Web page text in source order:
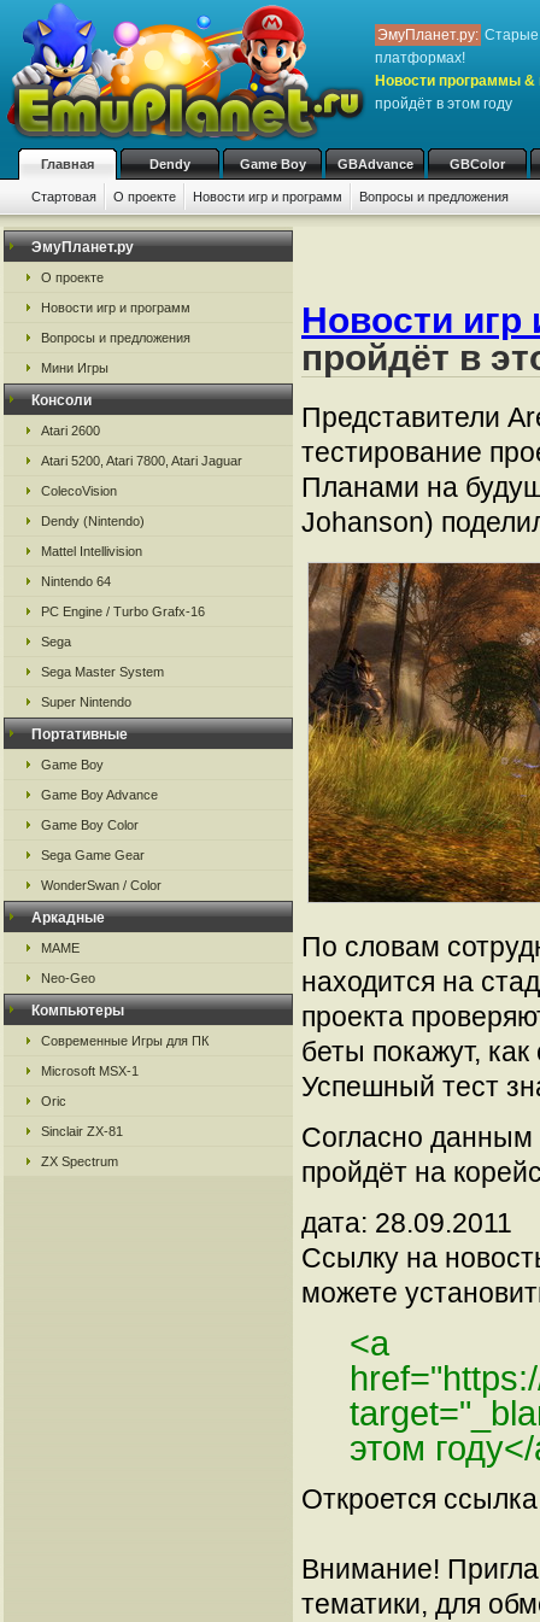
ЭмуПланет.ру: Старые
платформах!
Новости программы &
пройдёт в этом году
Главная Dendy Game Boy GBAdvance GBColor
Стартовая О проекте Новости игр и программ Вопросы и предложения
ЭмуПланет.ру
О проекте
Новости игр и программ
Вопросы и предложения
Мини Игры
Консоли
Atari 2600
Atari 5200, Atari 7800, Atari Jaguar
ColecoVision
Dendy (Nintendo)
Mattel Intellivision
Nintendo 64
PC Engine / Turbo Grafx-16
Sega
Sega Master System
Super Nintendo
Портативные
Game Boy
Game Boy Advance
Game Boy Color
Sega Game Gear
WonderSwan / Color
Аркадные
MAME
Neo-Geo
Компьютеры
Современные Игры для ПК
Microsoft MSX-1
Oric
Sinclair ZX-81
ZX Spectrum
Новости игр
пройдёт в
Представители
тестирование
Планами на
Johanson)
По словам
находится на
проекта
беты покажут,
Успешный тест
Согласно
пройдёт на
дата: 28.09.2011
Ссылку на
можете
<a
этом
Откроется
Внимание!
тематики, для